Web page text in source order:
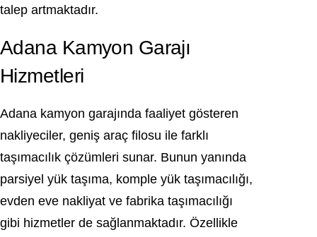
talep artmaktadır.
Adana Kamyon Garajı
Hizmetleri
Adana kamyon garajında faaliyet gösteren
nakliyeciler, geniş araç filosu ile farklı
taşımacılık çözümleri sunar. Bunun yanında
parsiyel yük taşıma, komple yük taşımacılığı,
evden eve nakliyat ve fabrika taşımacılığı
gibi hizmetler de sağlanmaktadır. Özellikle